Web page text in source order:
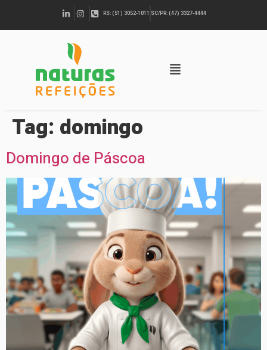
RS: (51) 3052-1011 SC/PR: (47) 3327-4444
Tag: domingo
Domingo de Páscoa